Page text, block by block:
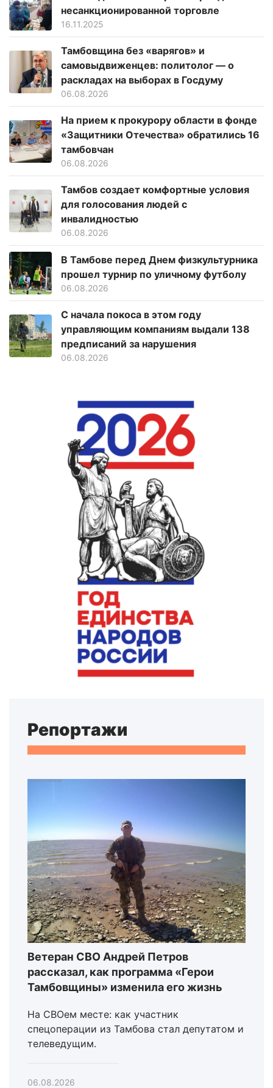
несанкционированной торговле
16.11.2025
Тамбовщина без «варягов» и
самовыдвиженцев: политолог — о
раскладах на выборах в Госдуму
06.08.2026
На прием к прокурору области в фонде
«Защитники Отечества» обратились 16
тамбовчан
06.08.2026
Тамбов создает комфортные условия
для голосования людей с
инвалидностью
06.08.2026
В Тамбове перед Днем физкультурника
прошел турнир по уличному футболу
06.08.2026
С начала покоса в этом году
управляющим компаниям выдали 138
предписаний за нарушения
06.08.2026
Репортажи
Ветеран СВО Андрей Петров
рассказал, как программа «Герои
Тамбовщины» изменила его жизнь
На СВОем месте: как участник
спецоперации из Тамбова стал депутатом и
телеведущим.
06.08.2026